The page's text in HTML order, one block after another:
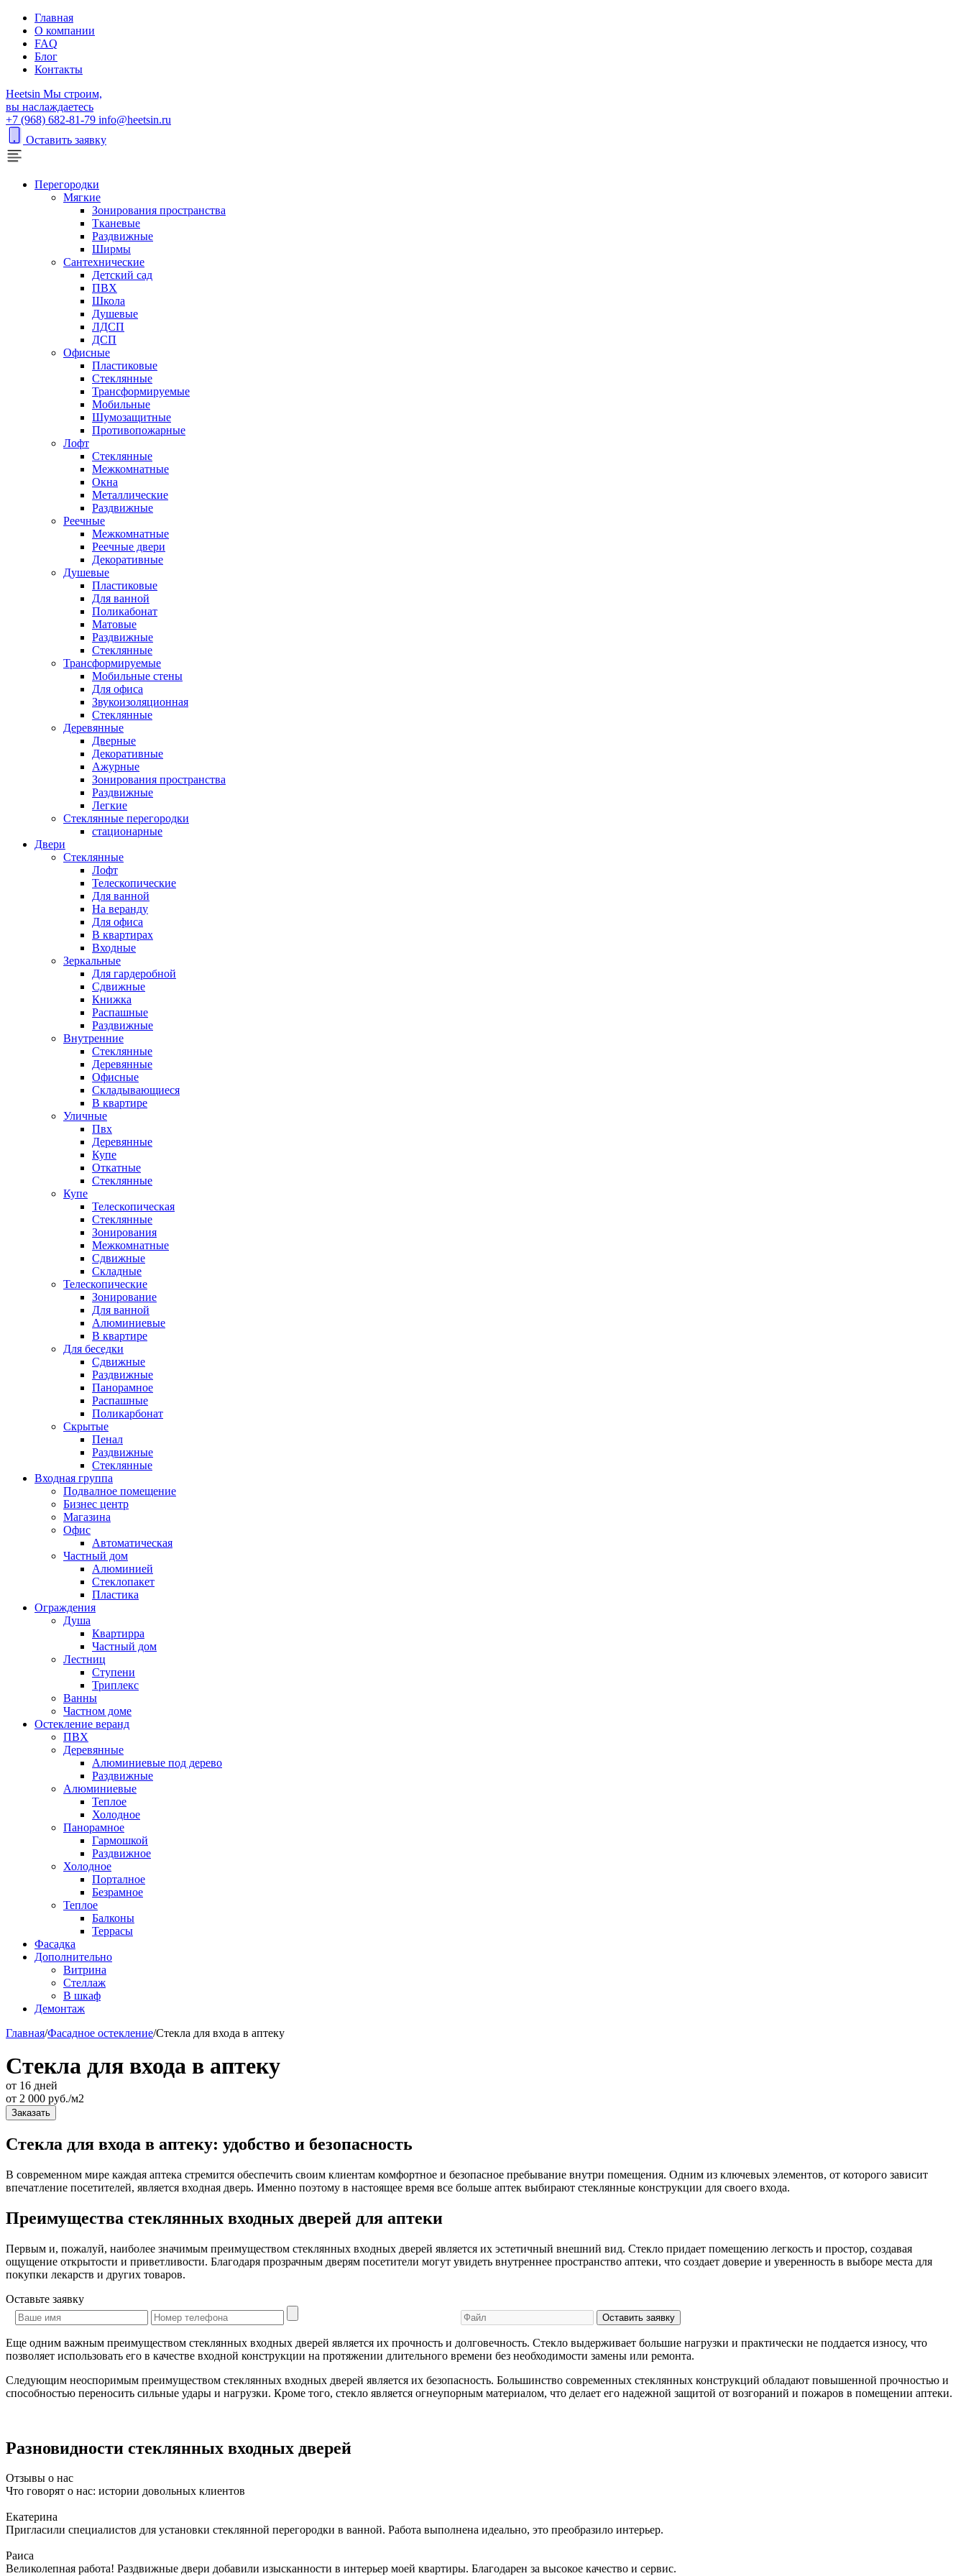
Главная
О компании
FAQ
Блог
Контакты
Heetsin Мы строим,
вы наслаждаетесь
+7 (968) 682-81-79 info@heetsin.ru
Оставить заявку
Перегородки
Мягкие
Зонирования пространства
Тканевые
Раздвижные
Ширмы
Сантехнические
Детский сад
ПВХ
Школа
Душевые
ЛДСП
ДСП
Офисные
Пластиковые
Стеклянные
Трансформируемые
Мобильные
Шумозащитные
Противопожарные
Лофт
Стеклянные
Межкомнатные
Окна
Металлические
Раздвижные
Реечные
Межкомнатные
Реечные двери
Декоративные
Душевые
Пластиковые
Для ванной
Поликабонат
Матовые
Раздвижные
Стеклянные
Трансформируемые
Мобильные стены
Для офиса
Звукоизоляционная
Стеклянные
Деревянные
Дверные
Декоративные
Ажурные
Зонирования пространства
Раздвижные
Легкие
Стеклянные перегородки
стационарные
Двери
Стеклянные
Лофт
Телескопические
Для ванной
На веранду
Для офиса
В квартирах
Входные
Зеркальные
Для гардеробной
Сдвижные
Книжка
Распашные
Раздвижные
Внутренние
Стеклянные
Деревянные
Офисные
Складывающиеся
В квартире
Уличные
Пвх
Деревянные
Купе
Откатные
Стеклянные
Купе
Телескопическая
Стеклянные
Зонирования
Межкомнатные
Сдвижные
Складные
Телескопические
Зонирование
Для ванной
Алюминиевые
В квартире
Для беседки
Сдвижные
Раздвижные
Панорамное
Распашные
Поликарбонат
Скрытые
Пенал
Раздвижные
Стеклянные
Входная группа
Подвалное помещение
Бизнес центр
Магазина
Офис
Автоматическая
Частный дом
Алюминией
Стеклопакет
Пластика
Ограждения
Душа
Квартирра
Частный дом
Лестниц
Ступени
Триплекс
Ванны
Частном доме
Остекление веранд
ПВХ
Деревянные
Алюминиевые под дерево
Раздвижные
Алюминиевые
Теплое
Холодное
Панорамное
Гармошкой
Раздвижное
Холодное
Порталное
Безрамное
Теплое
Балконы
Террасы
Фасадка
Дополнительно
Витрина
Стеллаж
В шкаф
Демонтаж
Главная/Фасадное остекление/Стекла для входа в аптеку
Стекла для входа в аптеку
от 16 дней
от 2 000 руб./м2
Заказать
Стекла для входа в аптеку: удобство и безопасность
В современном мире каждая аптека стремится обеспечить своим клиентам комфортное и безопасное пребывание внутри помещения. Одним из ключевых элементов, от которого зависит
впечатление посетителей, является входная дверь. Именно поэтому в настоящее время все больше аптек выбирают стеклянные конструкции для своего входа.
Преимущества стеклянных входных дверей для аптеки
Первым и, пожалуй, наиболее значимым преимуществом стеклянных входных дверей является их эстетичный внешний вид. Стекло придает помещению легкость и простор, создавая
ощущение открытости и приветливости. Благодаря прозрачным дверям посетители могут увидеть внутреннее пространство аптеки, что создает доверие и уверенность в выборе места для
покупки лекарств и других товаров.
Оставьте заявку
Оставить заявку
Еще одним важным преимуществом стеклянных входных дверей является их прочность и долговечность. Стекло выдерживает большие нагрузки и практически не поддается износу, что
позволяет использовать его в качестве входной конструкции на протяжении длительного времени без необходимости замены или ремонта.
Следующим неоспоримым преимуществом стеклянных входных дверей является их безопасность. Большинство современных стеклянных конструкций обладают повышенной прочностью и
способностью переносить сильные удары и нагрузки. Кроме того, стекло является огнеупорным материалом, что делает его надежной защитой от возгораний и пожаров в помещении аптеки.
Разновидности стеклянных входных дверей
Отзывы о нас
Что говорят о нас: истории довольных клиентов
Екатерина
Пригласили специалистов для установки стеклянной перегородки в ванной. Работа выполнена идеально, это преобразило интерьер.
Раиса
Великолепная работа! Раздвижные двери добавили изысканности в интерьер моей квартиры. Благодарен за высокое качество и сервис.